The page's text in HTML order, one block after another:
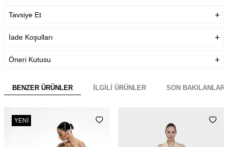
Tavsiye Et
İade Koşulları
Öneri Kutusu
BENZER ÜRÜNLER İLGILI ÜRÜNLER SON BAKILANLAR
YENI